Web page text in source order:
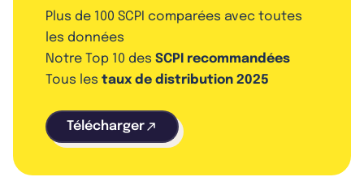
Plus de 100 SCPI comparées avec toutes
les données
Notre Top 10 des SCPI recommandées
Tous les taux de distribution 2025
Télécharger